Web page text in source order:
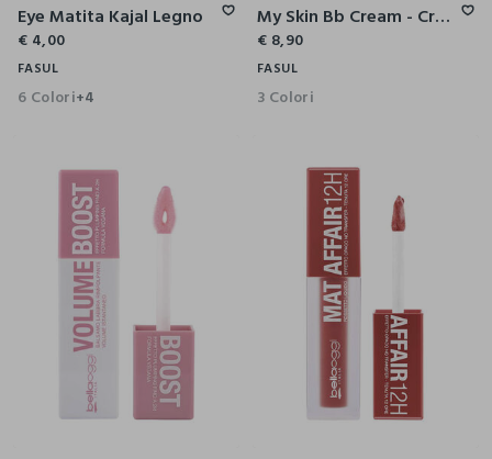
Eye Matita Kajal Legno
€ 4,00
FASUL
6 Colori+4
My Skin Bb Cream - Crema Colorata
€ 8,90
FASUL
3 Colori